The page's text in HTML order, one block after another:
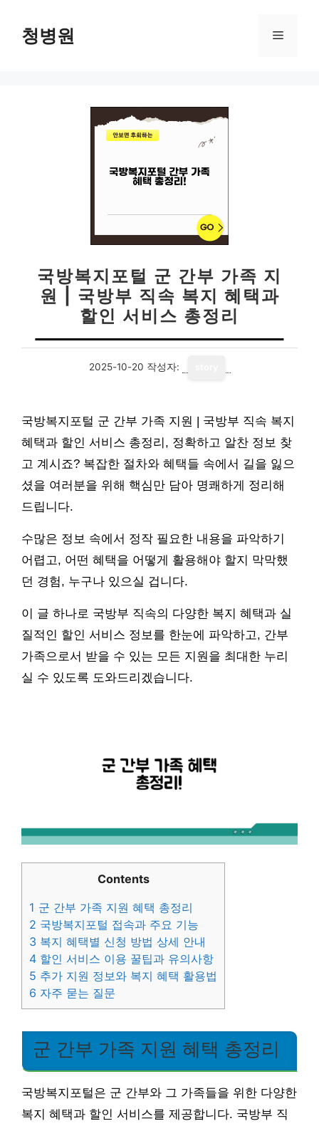
청병원 메
국방복지포털 군 간부 가족 지
원 | 국방부 직속 복지 혜택과
할인 서비스 총정리
2025-10-20 작성자:
국방복지포털 군 간부 가족 지원 | 국방부 직속 복지
혜택과 할인 서비스 총정리, 정확하고 알찬 정보 찾
고 계시죠? 복잡한 절차와 혜택들 속에서 길을 잃으
셨을 여러분을 위해 핵심만 담아 명쾌하게 정리해
드립니다.
수많은 정보 속에서 정작 필요한 내용을 파악하기
어렵고, 어떤 혜택을 어떻게 활용해야 할지 막막했
던 경험, 누구나 있으실 겁니다.
이 글 하나로 국방부 직속의 다양한 복지 혜택과 실
질적인 할인 서비스 정보를 한눈에 파악하고, 간부
가족으로서 받을 수 있는 모든 지원을 최대한 누리
실 수 있도록 도와드리겠습니다.
Contents
1 군 간부 가족 지원 혜택 총정리
2 국방복지포털 접속과 주요 기능
3 복지 혜택별 신청 방법 상세 안내
4 할인 서비스 이용 꿀팁과 유의사항
5 추가 지원 정보와 복지 혜택 활용법
6 자주 묻는 질문
군 간부 가족 지원 혜택 총정리
국방복지포털은 군 간부와 그 가족들을 위한 다양한
복지 혜택과 할인 서비스를 제공합니다. 국방부 직